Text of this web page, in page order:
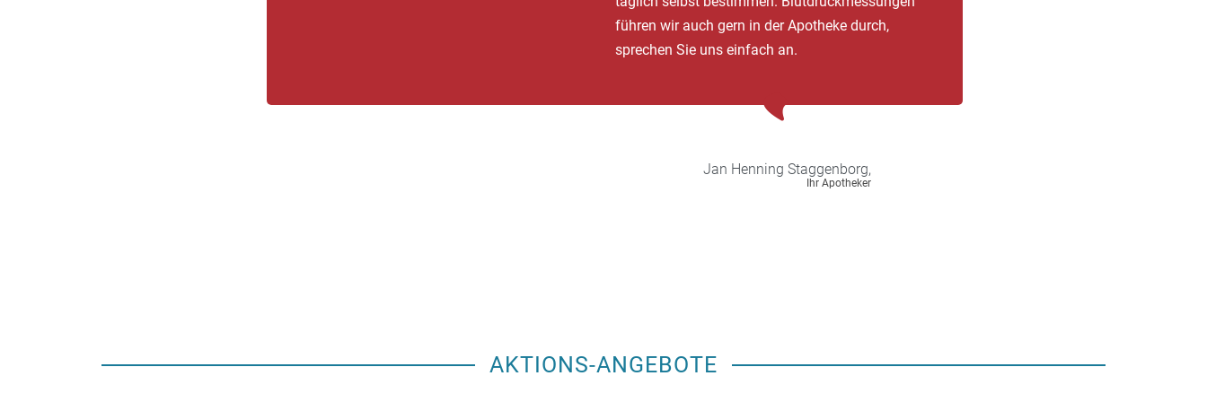
führen wir auch gern in der Apotheke durch,
sprechen Sie uns einfach an.
Jan Henning Staggenborg,
Ihr Apotheker
AKTIONS-ANGEBOTE